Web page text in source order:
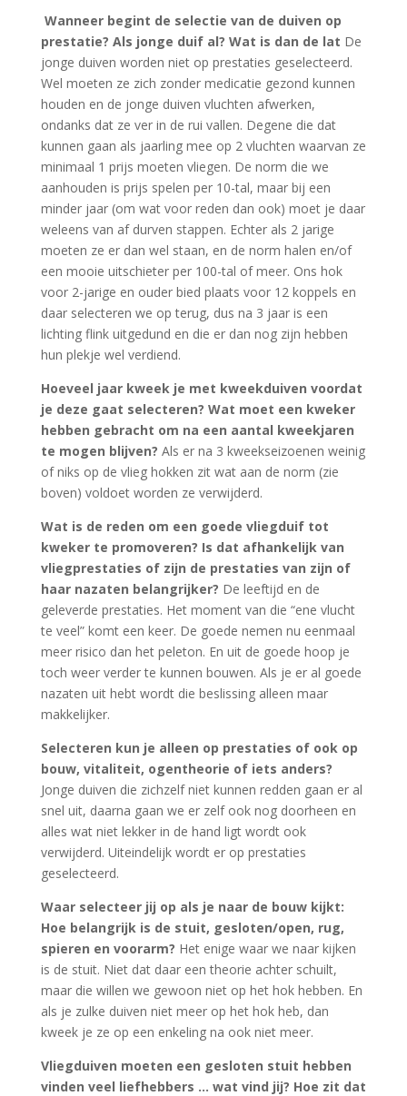
Wanneer begint de selectie van de duiven op
prestatie? Als jonge duif al? Wat is dan de lat De
jonge duiven worden niet op prestaties geselecteerd.
Wel moeten ze zich zonder medicatie gezond kunnen
houden en de jonge duiven vluchten afwerken,
ondanks dat ze ver in de rui vallen. Degene die dat
kunnen gaan als jaarling mee op 2 vluchten waarvan ze
minimaal 1 prijs moeten vliegen. De norm die we
aanhouden is prijs spelen per 10-tal, maar bij een
minder jaar (om wat voor reden dan ook) moet je daar
weleens van af durven stappen. Echter als 2 jarige
moeten ze er dan wel staan, en de norm halen en/of
een mooie uitschieter per 100-tal of meer. Ons hok
voor 2-jarige en ouder bied plaats voor 12 koppels en
daar selecteren we op terug, dus na 3 jaar is een
lichting flink uitgedund en die er dan nog zijn hebben
hun plekje wel verdiend.
Hoeveel jaar kweek je met kweekduiven voordat
je deze gaat selecteren? Wat moet een kweker
hebben gebracht om na een aantal kweekjaren
te mogen blijven? Als er na 3 kweekseizoenen weinig
of niks op de vlieg hokken zit wat aan de norm (zie
boven) voldoet worden ze verwijderd.
Wat is de reden om een goede vliegduif tot
kweker te promoveren? Is dat afhankelijk van
vliegprestaties of zijn de prestaties van zijn of
haar nazaten belangrijker? De leeftijd en de
geleverde prestaties. Het moment van die “ene vlucht
te veel” komt een keer. De goede nemen nu eenmaal
meer risico dan het peleton. En uit de goede hoop je
toch weer verder te kunnen bouwen. Als je er al goede
nazaten uit hebt wordt die beslissing alleen maar
makkelijker.
Selecteren kun je alleen op prestaties of ook op
bouw, vitaliteit, ogentheorie of iets anders?
Jonge duiven die zichzelf niet kunnen redden gaan er al
snel uit, daarna gaan we er zelf ook nog doorheen en
alles wat niet lekker in de hand ligt wordt ook
verwijderd. Uiteindelijk wordt er op prestaties
geselecteerd.
Waar selecteer jij op als je naar de bouw kijkt:
Hoe belangrijk is de stuit, gesloten/open, rug,
spieren en voorarm? Het enige waar we naar kijken
is de stuit. Niet dat daar een theorie achter schuilt,
maar die willen we gewoon niet op het hok hebben. En
als je zulke duiven niet meer op het hok heb, dan
kweek je ze op een enkeling na ook niet meer.
Vliegduiven moeten een gesloten stuit hebben
vinden veel liefhebbers … wat vind jij? Hoe zit dat